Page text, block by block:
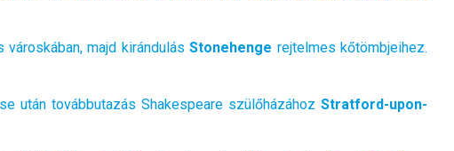
városkában, majd kirándulásStonehenge rejtelmes kőtömbjeihez.
után továbbutazás Shakespeare szülőházához Stratford-upon-